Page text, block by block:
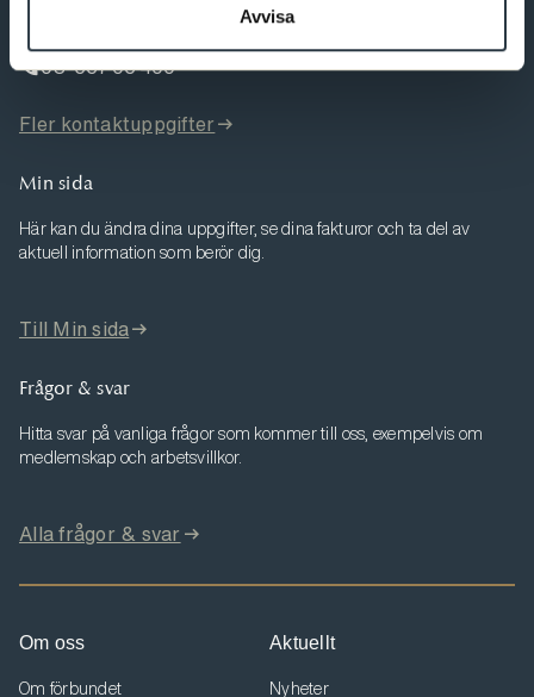
Avvisa
08-567 06 400
Fler kontaktuppgifter
Min sida
Här kan du ändra dina uppgifter, se dina fakturor och ta del av
aktuell information som berör dig.
Till Min sida
Frågor & svar
Hitta svar på vanliga frågor som kommer till oss, exempelvis om
medlemskap och arbetsvillkor.
Alla frågor & svar
Om oss
Om förbundet
Aktuellt
Nyheter